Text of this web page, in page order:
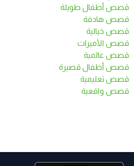
قصص أطفال طويلة
قصص هادفة
قصص خيالية
قصص الأميرات
قصص عالمية
قصص أطفال قصيرة
قصص تعليمية
قصص واقعية